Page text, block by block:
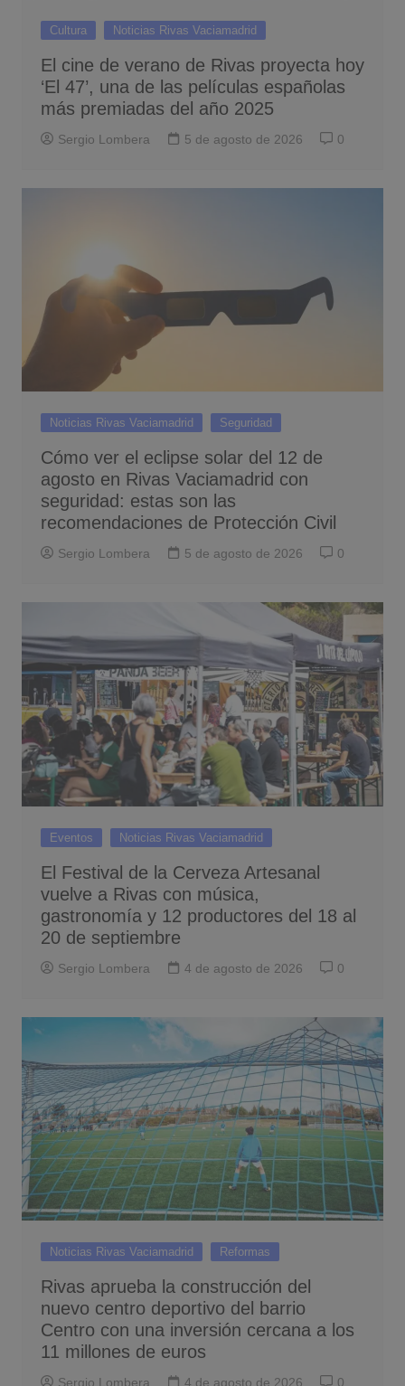
Cultura Noticias Rivas Vaciamadrid
El cine de verano de Rivas proyecta hoy
‘El 47’, una de las películas españolas
más premiadas del año 2025
Sergio Lombera 5 de agosto de 2026 0
Noticias Rivas Vaciamadrid Seguridad
Cómo ver el eclipse solar del 12 de
agosto en Rivas Vaciamadrid con
seguridad: estas son las
recomendaciones de Protección Civil
Sergio Lombera 5 de agosto de 2026 0
Eventos Noticias Rivas Vaciamadrid
El Festival de la Cerveza Artesanal
vuelve a Rivas con música,
gastronomía y 12 productores del 18 al
20 de septiembre
Sergio Lombera 4 de agosto de 2026 0
Noticias Rivas Vaciamadrid Reformas
Rivas aprueba la construcción del
nuevo centro deportivo del barrio
Centro con una inversión cercana a los
11 millones de euros
Sergio Lombera 4 de agosto de 2026 0